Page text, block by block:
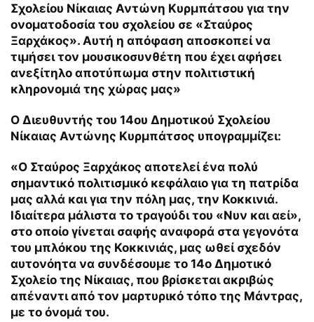
Σχολείου Νίκαιας Αντώνη Κυρμπάτσου για την
ονοματοδοσία του σχολείου σε «Σταύρος
Ξαρχάκος». Αυτή η απόφαση αποσκοπεί να
τιμήσει τον μουσικοσυνθέτη που έχει αφήσει
ανεξίτηλο αποτύπωμα στην πολιτιστική
κληρονομιά της χώρας μας»
Ο Διευθυντής του 14ου Δημοτικού Σχολείου
Νίκαιας Αντώνης Κυρμπάτσος υπογραμμίζει:
«Ο Σταύρος Ξαρχάκος αποτελεί ένα πολύ
σημαντικό πολιτισμικό κεφάλαιο για τη πατρίδα
μας αλλά και για την πόλη μας, την Κοκκινιά.
Ιδιαίτερα μάλιστα το τραγούδι του «Νυν και αεί»,
στο οποίο γίνεται σαφής αναφορά στα γεγονότα
του μπλόκου της Κοκκινιάς, μας ωθεί σχεδόν
αυτονόητα να συνδέσουμε το 14ο Δημοτικό
Σχολείο της Νίκαιας, που βρίσκεται ακριβώς
απέναντι από τον μαρτυρικό τόπο της Μάντρας,
με το όνομά του.